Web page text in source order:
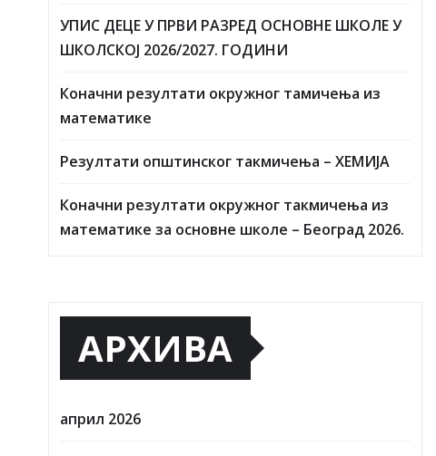
УПИС ДЕЦЕ У ПРВИ РАЗРЕД ОСНОВНЕ ШКОЛЕ У
ШКОЛСКОЈ 2026/2027. ГОДИНИ
Коначни резултати окружног тамичења из
математике
Резултати општинског такмичења – ХЕМИЈА
Коначни резултати окружног такмичења из
математике за основне школе – Београд 2026.
АРХИВА
април 2026